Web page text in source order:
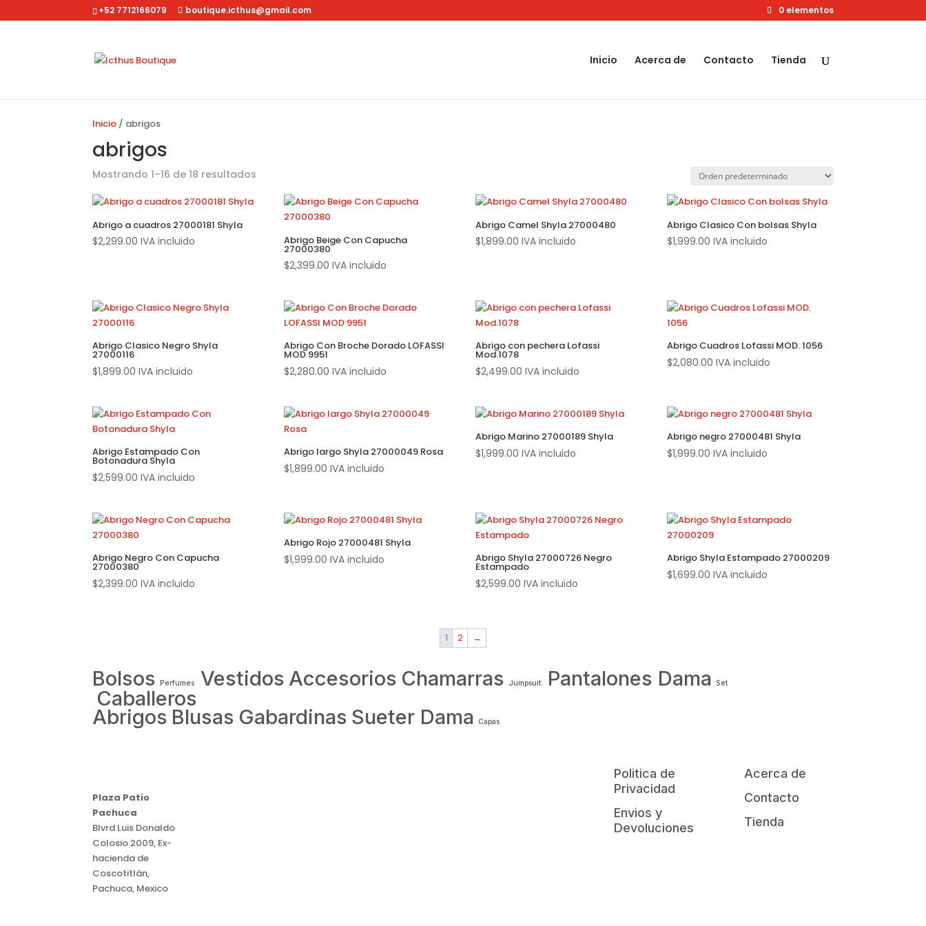
+52 7712166079 boutique.icthus@gmail.com 0 elementos
Inicio Acerca de Contacto Tienda
Inicio / abrigos
abrigos
Mostrando 1–16 de 18 resultados
Abrigo a cuadros 27000181 Shyla
$2,299.00 IVA incluido Abrigo Beige Con Capucha
27000380
$2,399.00 IVA incluido
Abrigo Camel Shyla 27000480
$1,899.00 IVA incluido
Abrigo Clasico Con bolsas Shyla
$1,999.00 IVA incluido
Abrigo Clasico Negro Shyla
27000116
$1,899.00 IVA incluido
Abrigo Con Broche Dorado LOFASSI
MOD 9951
$2,280.00 IVA incluido
Abrigo con pechera Lofassi
Mod.1078
$2,499.00 IVA incluido
Abrigo Cuadros Lofassi MOD. 1056
$2,080.00 IVA incluido
Abrigo Estampado Con
Botonadura Shyla
$2,599.00 IVA incluido
Abrigo largo Shyla 27000049 Rosa
$1,899.00 IVA incluido
Abrigo Marino 27000189 Shyla
$1,999.00 IVA incluido
Abrigo negro 27000481 Shyla
$1,999.00 IVA incluido
Abrigo Negro Con Capucha
27000380
$2,399.00 IVA incluido
Abrigo Rojo 27000481 Shyla
$1,999.00 IVA incluido Abrigo Shyla 27000726 Negro
Estampado
$2,599.00 IVA incluido
Abrigo Shyla Estampado 27000209
$1,699.00 IVA incluido
1 2 →
Bolsos Perfumes Vestidos Accesorios Chamarras Jumpsuit Pantalones Dama Set
Caballeros
Abrigos Blusas Gabardinas Sueter Dama Capas
Plaza Patio
Pachuca
Blvrd Luis Donaldo
Colosio 2009, Ex-
hacienda de
Coscotitlán,
Pachuca, Mexico
Politica de
Privacidad
Envios y
Devoluciones
Acerca de
Contacto
Tienda